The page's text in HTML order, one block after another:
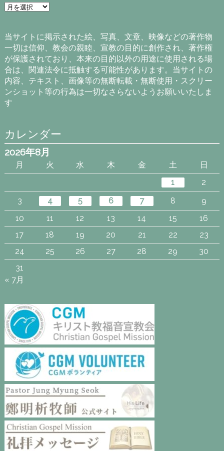
ア
ー
ブ
当サイトに掲示された絵、写真、文章、映像などの著作物
一切は信仰、教会の親睦、宣教の目的に創作され、著作権
が保護されており、本来の目的以外の用途に使用される場
合は、関連法令に抵触する可能性があります。当サイトの
内容、テキスト、画像等の無断転載・無断使用・スクリー
ンショット等の行為は一切なさらないようお願いいたしま
す
カレンダー
2026年8月
月 火 水 木 金 土
日
1
2
3
4 5 6 7 8
9
10
11 12 13 14 15
16
17
18 19 20 21 22
23
24
25 26 27 28 29
30
31
« 7月